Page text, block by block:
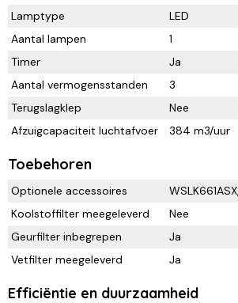
Lamptype
LED
Aantal lampen
1
Timer
Ja
Aantal vermogensstanden
3
Terugslagklep
Nee
Afzuigcapaciteit luchtafvoer
384 m3/uur
Toebehoren
Optionele accessoires
Koolstoffilter meegeleverd
Nee
Geurfilter inbegrepen
Ja
Vetfilter meegeleverd
Ja
Efficiëntie en duurzaamheid